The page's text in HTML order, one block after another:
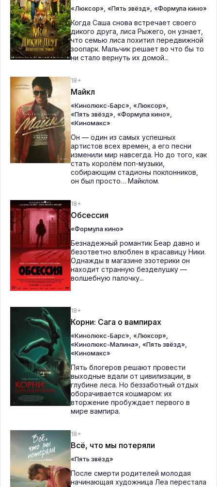
«Люксор» «Пять звёзд» «Формула кино»
Когда Саша снова встречает своего
дикого друга, лиса Рыжего, он узнает,
что семью лиса похитил передвижной
зоопарк. Мальчик решает во что бы то
ни стало вернуть их домой...
18+
Майкл
«Кинолюкс-Барс» «Люксор»
«Пять звёзд» «Формула кино»
«Киномакс»
Он — один из самых успешных
артистов всех времен, а его песни
изменили мир навсегда. Но до того, как
стать королём поп-музыки,
собирающим стадионы поклонников,
он был просто… Майклом.
18+
Обсессия
«Формула кино»
Безнадежный романтик Беар давно и
безответно влюблен в красавицу Ники.
Однажды в магазине эзотерики он
находит странную безделушку —
волшебную палочку...
18+
Корни: Сага о вампирах
«Кинолюкс-Барс» «Люксор»
«Кинолюкс-Малина» «Пять звёзд»
«Киномакс»
Пять блогеров решают провести
выходные вдали от цивилизации, в
глубине леса. Но беззаботный отдых
оборачивается кошмаром: их
вторжение пробуждает первого в
мире вампира.
18+
Всё, что мы потеряли
«Пять звёзд»
После смерти родителей молодая
начинающая художница Леа перестала